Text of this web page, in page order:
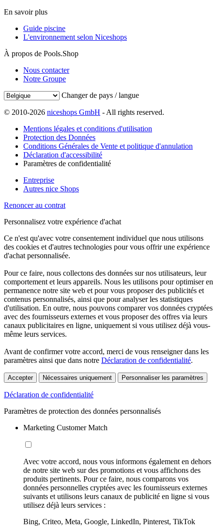
En savoir plus
Guide piscine
L'environnement selon Niceshops
À propos de Pools.Shop
Nous contacter
Notre Groupe
Changer de pays / langue
© 2010-2026 niceshops GmbH - All rights reserved.
Mentions légales et conditions d'utilisation
Protection des Données
Conditions Générales de Vente et politique d'annulation
Déclaration d'accessibilité
Paramètres de confidentialité
Entreprise
Autres nice Shops
Renoncer au contrat
Personnalisez votre expérience d'achat
Ce n'est qu'avec votre consentement individuel que nous utilisons
des cookies et d'autres technologies pour vous offrir une expérience
d'achat personnalisée.
Pour ce faire, nous collectons des données sur nos utilisateurs, leur
comportement et leurs appareils. Nous les utilisons pour optimiser en
permanence notre site web et pour vous proposer des publicités et
contenus personnalisés, ainsi que pour analyser les statistiques
d'utilisation. En outre, nous pouvons comparer vos données cryptées
avec des fournisseurs externes et vous proposer des offres via leurs
canaux publicitaires en ligne, uniquement si vous utilisez déjà vous-
même leurs services.
Avant de confirmer votre accord, merci de vous renseigner dans les
paramètres ainsi que dans notre Déclaration de confidentialité.
Accepter Nécessaires uniquement Personnaliser les paramètres
Déclaration de confidentialité
Paramètres de protection des données personnalisés
Marketing Customer Match
Avec votre accord, nous vous informons également en dehors
de notre site web sur des promotions et vous affichons des
produits pertinents. Pour ce faire, nous comparons vos
données personnelles cryptées avec les fournisseurs externes
suivants et utilisons leurs canaux de publicité en ligne si vous
utilisez déjà leurs services :
Bing, Criteo, Meta, Google, LinkedIn, Pinterest, TikTok